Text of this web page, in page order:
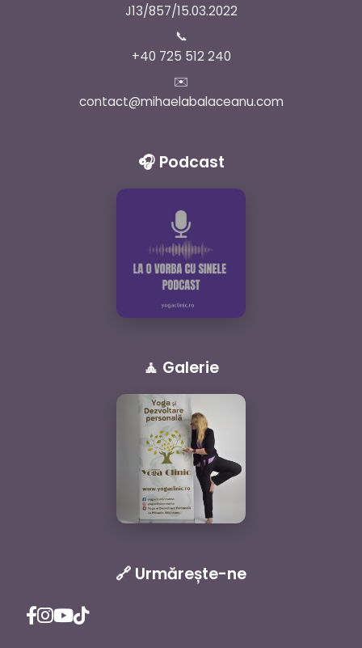
J13/857/15.03.2022
📞
+40 725 512 240
✉️
contact@mihaelabalaceanu.com
🎧 Podcast
🧘 Galerie
🔗 Urmărește-ne